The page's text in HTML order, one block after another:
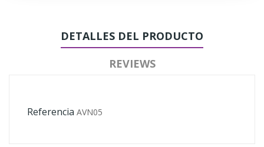
DETALLES DEL PRODUCTO
REVIEWS
Referencia AVN05